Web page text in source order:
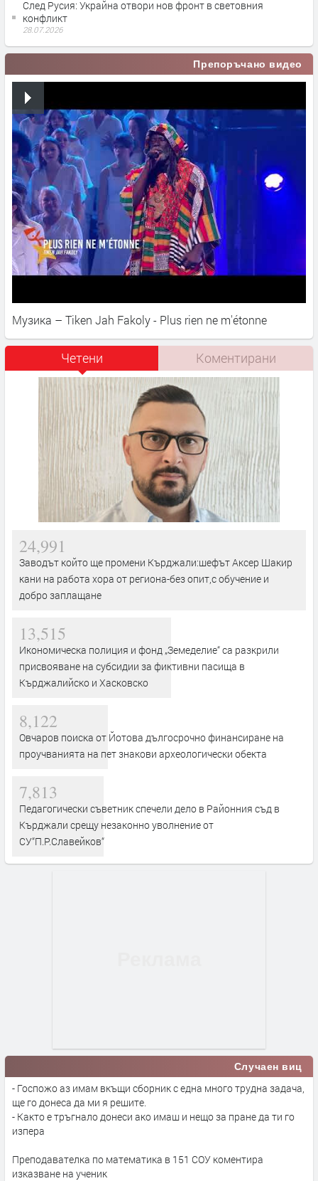
След Русия: Украйна отвори нов фронт в световния
конфликт
28.07.2026
Препоръчано видео
Музика – Tiken Jah Fakoly - Plus rien ne m'étonne
Четени Коментирани
24,991
Заводът който ще промени Кърджали:шефът Аксер Шакир
кани на работа хора от региона-без опит,с обучение и
добро заплащане
13,515
Икономическа полиция и фонд „Земеделие“ са разкрили
присвояване на субсидии за фиктивни пасища в
Кърджалийско и Хасковско
8,122
Овчаров поиска от Йотова дългосрочно финансиране на
проучванията на пет знакови археологически обекта
7,813
Педагогически съветник спечели дело в Районния съд в
Кърджали срещу незаконно уволнение от
СУ“П.Р.Славейков“
Случаен виц
- Госпожо аз имам вкъщи сборник с една много трудна задача,
ще го донеса да ми я решите.
- Както е тръгнало донеси ако имаш и нещо за пране да ти го
изпера
Преподавателка по математика в 151 СОУ коментира
изказване на ученик